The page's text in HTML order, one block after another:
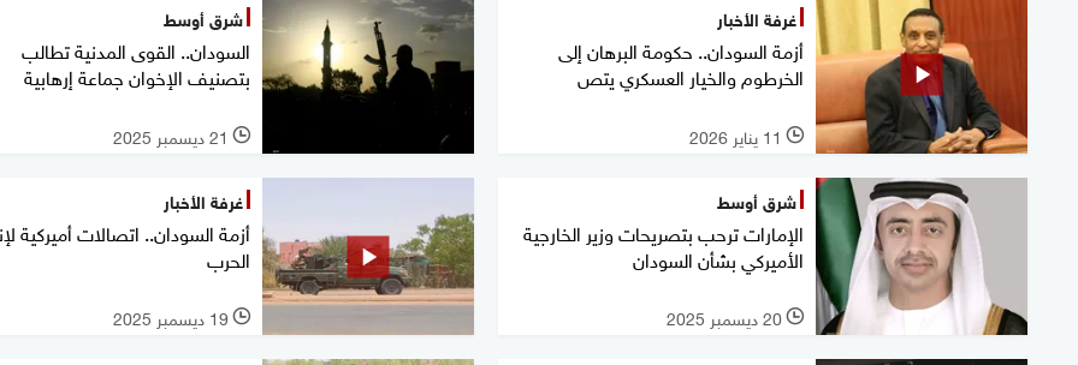
غرفة الأخبار
أزمة السودان.. حكومة البرهان إلى
الخرطوم والخيار العسكري يتص
l 11 يناير 2026
شرق أوسط
السودان.. القوى المدنية تطالب
بتصنيف الإخوان جماعة إرهابية
l 21 ديسمبر 2025
شرق أوسط
الإمارات ترحب بتصريحات وزير الخارجية
الأميركي بشأن السودان
l 20 ديسمبر 2025
غرفة الأخبار
أزمة السودان.. اتصالات أميركية
الحرب
l 19 ديسمبر 2025